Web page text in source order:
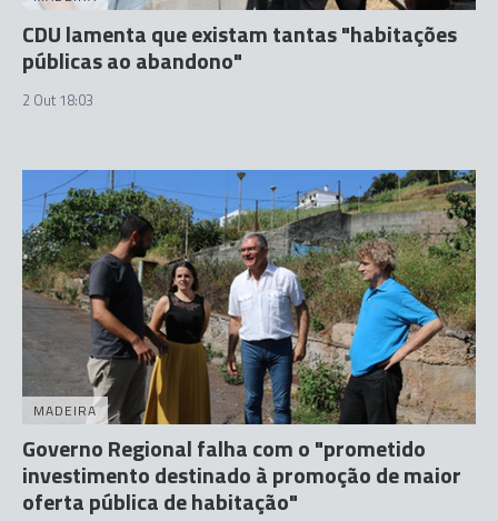
CDU lamenta que existam tantas "habitações
públicas ao abandono"
2 Out 18:03
MADEIRA
Governo Regional falha com o "prometido
investimento destinado à promoção de maior
oferta pública de habitação"